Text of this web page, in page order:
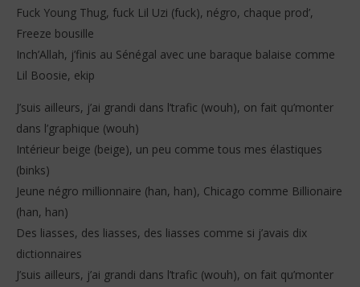
Fuck Young Thug, fuck Lil Uzi (fuck), négro, chaque prod’,
Freeze bousille
Inch’Allah, j’finis au Sénégal avec une baraque balaise comme
Lil Boosie, ekip
J’suis ailleurs, j’ai grandi dans l’trafic (wouh), on fait qu’monter
dans l’graphique (wouh)
Intérieur beige (beige), un peu comme tous mes élastiques
(binks)
Jeune négro millionnaire (han, han), Chicago comme Billionaire
(han, han)
Des liasses, des liasses, des liasses comme si j’avais dix
dictionnaires
J’suis ailleurs, j’ai grandi dans l’trafic (wouh), on fait qu’monter